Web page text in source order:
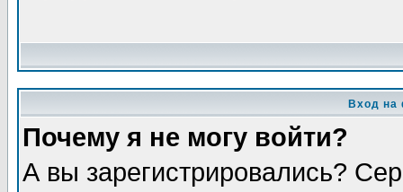
Вход на
Почему я не могу войти?
А вы зарегистрировались?